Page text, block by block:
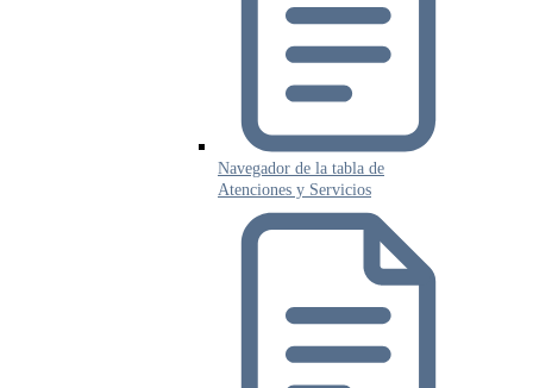
Navegador de la tabla de
Atenciones y Servicios